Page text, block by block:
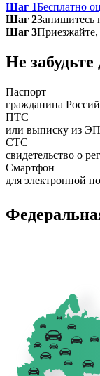
Шаг 1Бесплатно
Шаг 2Запишитесь
Шаг 3
Не
Паспорт
гражданина
ПТС
или выписку из
СТС
свидетельство о
Смартфон
для электронной